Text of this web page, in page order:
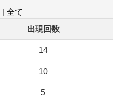
全て
出現回数
14
10
5